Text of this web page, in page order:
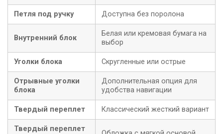
Петля под ручку Доступна без поролона
Внутренний блок
Белая или кремовая бумага на
выбор
Уголки блока Скругленные или острые
Отрывные уголки
блока
Дополнительная опция для
удобства навигации
Твердый переплет Классический жесткий вариант
Твердый переплет